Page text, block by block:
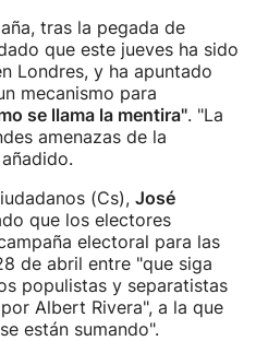
tras la pegada de
que este jueves ha sido
Londres, y ha apuntado
mecanismo para
se llama la mentira". "La
amenazas de la
(Cs), José
que los electores
electoral para las
de abril entre "que siga
populistas y separatistas
Albert Rivera", a la que
están sumando".